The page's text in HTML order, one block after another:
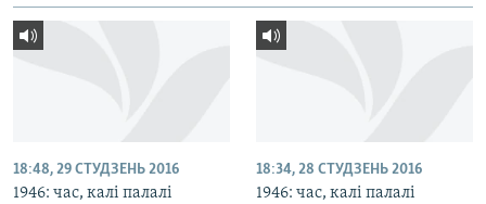
18:48, 29 СТУДЗЕНЬ 2016
1946: час, калі палалі
18:34, 28 СТУДЗЕНЬ 2016
1946: час, калі палалі